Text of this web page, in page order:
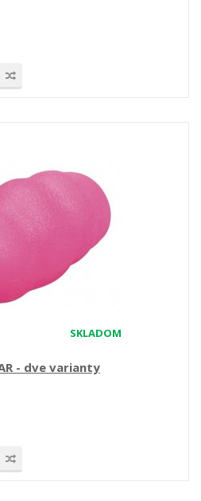
SKLADOM
- dve varianty